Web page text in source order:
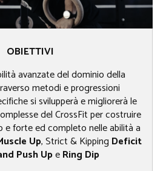
OBIETTIVI
avanzate del dominio della
metodi e progressioni
si svilupperà e migliorerà le
del CrossFit per costruire
forte ed completo nelle abilità a
Up, Strict & Kipping Deficit
Push UpeRing Dip